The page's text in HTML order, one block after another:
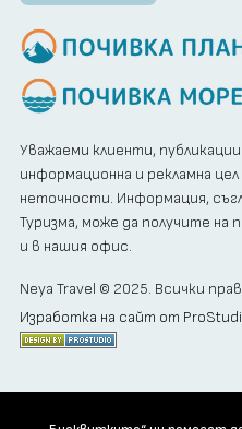
Уважаеми клиенти,
информационна и рекламна
неточности. Информация,
Туризма, може да получите
и в нашия офис.
Neya Travel © 2025. Всички
Изработка на сайт от